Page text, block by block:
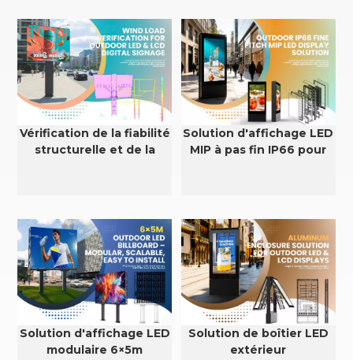
Vérification de la fiabilité
structurelle et de la
Solution d'affichage LED
MIP à pas fin IP66 pour
Solution d'affichage LED
modulaire 6×5m
Solution de boîtier LED
extérieur